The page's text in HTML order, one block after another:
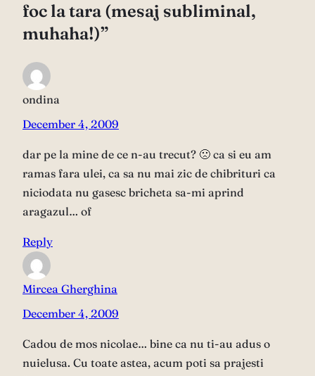
foc la tara (mesaj subliminal,
muhaha!)”
ondina
December 4, 2009
dar pe la mine de ce n-au trecut? 🙁 ca si eu am
ramas fara ulei, ca sa nu mai zic de chibrituri ca
niciodata nu gasesc bricheta sa-mi aprind
aragazul… of
Reply
Mircea Gherghina
December 4, 2009
Cadou de mos nicolae… bine ca nu ti-au adus o
nuielusa. Cu toate astea, acum poti sa prajesti